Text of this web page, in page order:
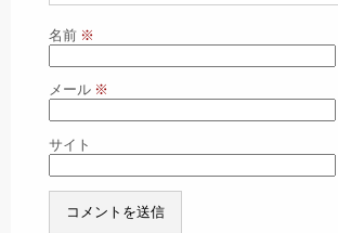
名前 ※
メール ※
サイト